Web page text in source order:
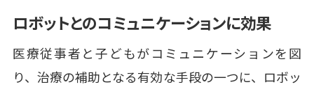
ロボットとのコミュニケーションに効果
医療従事者と子どもがコミュニケーションを図
り、治療の補助となる有効な手段の一つに、ロボッ